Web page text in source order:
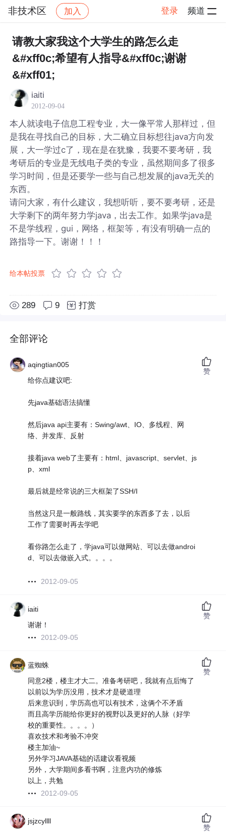
非技术区 加入 登录 频道
社区 非技术区 帖子详情
请教大家我这个大学生的路怎么走
&#xff0c;希望有人指导&#xff0c;谢谢
&#xff01;
iaiti
2012-09-04
本人就读电子信息工程专业，大一像平常人那样过，但
是我在寻找自己的目标，大二确立目标想往java方向发
展，大一学过c了，现在是在犹豫，我要不要考研，我
考研后的专业是无线电子类的专业，虽然期间多了很多
学习时间，但是还要学一些与自己想发展的java无关的
东西。
请问大家，有什么建议，我想听听，要不要考研，还是
大学剩下的两年努力学java，出去工作。如果学java是
不是学线程，gui，网络，框架等，有没有明确一点的
路指导一下。谢谢！！！
给本帖投票
289 9 打赏
全部评论
aqingtian005
给你点建议吧:
先java基础语法搞懂
然后java api主要有：Swing/awt、IO、多线程、网
络、并发库、反射
接着java web了主要有：html、javascript、servlet、js
p、xml
最后就是经常说的三大框架了SSH/I
当然这只是一般路线，其实要学的东西多了去，以后
工作了需要时再去学吧
看你路怎么走了，学java可以做网站、可以去做androi
d、可以去做嵌入式。。。。
2012-09-05
赞
iaiti
谢谢！
2012-09-05
赞
蓝蜘蛛
同意2楼，楼主才大二。准备考研吧，我就有点后悔了
以前以为学历没用，技术才是硬道理
后来意识到，学历高也可以有技术，这俩个不矛盾
而且高学历能给你更好的视野以及更好的人脉（好学
校的重要性。。。。）
喜欢技术和考验不冲突
楼主加油~
另外学习JAVA基础的话建议看视频
另外，大学期间多看书啊，注意内功的修炼
以上，共勉
2012-09-05
赞
jsjzcyllll
赞